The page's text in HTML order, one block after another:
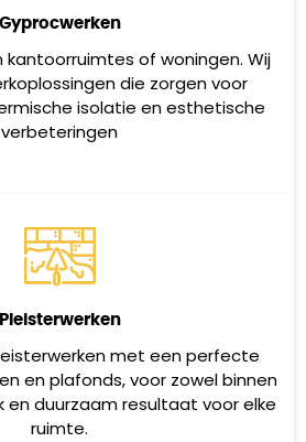
Gyprocwerken
of woningen. Wij
die zorgen voor
isolatie en esthetische
verbeteringen
Pleisterwerken
met een perfecte
en plafonds, voor zowel binnen
en duurzaam resultaat voor elke
ruimte.